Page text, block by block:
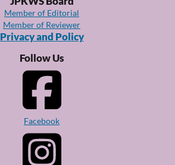
Member of Editorial
Member of Reviewer
Privacy and Policy
Follow Us
Facebook